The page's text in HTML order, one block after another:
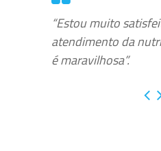
“Estou muito
atendimento da
é maravilhosa”.